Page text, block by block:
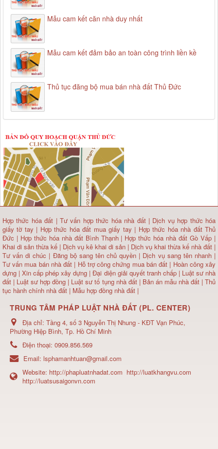
Mẫu cam kết căn nhà duy nhất
Mẫu cam kết đảm bảo an toàn công trình liền kề
Thủ tục đăng bộ mua bán nhà đất Thủ Đức
Hợp thức hóa đất |Tư vấn hợp thức hóa nhà đất| Dịch vụ hợp thức hóa
giấy tờ tay | Hợp thức hóa đất mua giấy tay | Hợp thức hóa nhà đất Thủ
Đức | Hợp thức hóa nhà đất Bình Thạnh | Hợp thức hóa nhà đất Gò Vấp |
Khai di sản thừa kế | Dịch vụ kê khai di sản | Dịch vụ khai thừa kế nhà đất |
Tư vấn di chúc | Đăng bộ sang tên chủ quyền | Dịch vụ sang tên nhanh |
Tư vấn mua bán nhà đất | Hỗ trợ công chứng mua bán đất | Hoàn công xây
dựng | Xin cấp phép xây dựng |Đại diện giải quyết tranh chấp | Luật sư nhà
đất | Luật sư hợp đồng | Luật sư tố tụng nhà đất | Bản án mẫu nhà đất|Thủ
tục hành chính nhà đất | Mẫu hợp đồng nhà đất |
TRUNG TÂM PHÁP LUẬT NHÀ ĐẤT (PL. CENTER)
Địa chỉ: Tầng 4, số 3 Nguyễn Thị Nhung - KĐT Vạn Phúc,
Phường Hiệp Bình, Tp. Hồ Chí Minh
Điện thoại: 0909.856.569
Email: lsphamanhtuan@gmail.com
Website: http://phapluatnhadat.com http://luatkhangvu.com
http://luatsusaigonvn.com